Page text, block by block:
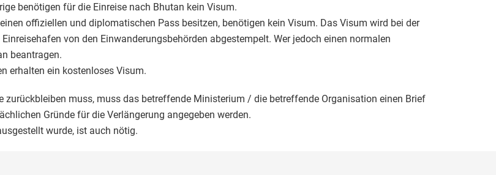
benötigen für die Einreise nach Bhutan kein Visum.
offiziellen und diplomatischen Pass besitzen, benötigen kein Visum. Das Visum wird bei der
von den Einwanderungsbehörden abgestempelt. Wer jedoch einen normalen
beantragen.
erhalten ein kostenloses Visum.
zurückbleiben muss, muss das betreffende Ministerium / die betreffende Organisation einen Brief
Gründe für die Verlängerung angegeben werden.
wurde, ist auch nötig.